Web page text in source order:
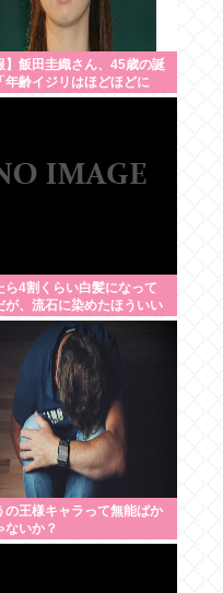
】飯田圭織さん、45歳の誕
年齢イジリはほどほどに
ら4割くらい白髪になって
が、流石に染めたほういい
分おじいちゃんでドン引き
の王様キャラって無能ばか
ないか？